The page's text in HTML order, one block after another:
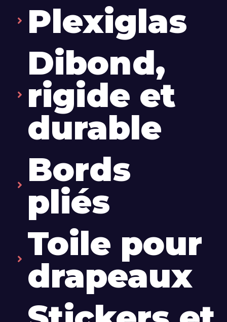
Plexiglas
Dibond,
rigide et
durable
Bords
pliés
Toile pour
drapeaux